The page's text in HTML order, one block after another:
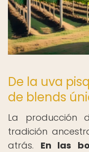
De la uva
de blends
La producción
tradición
atrás. En las